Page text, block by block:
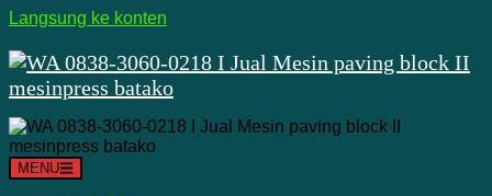
Langsung ke konten
MENU